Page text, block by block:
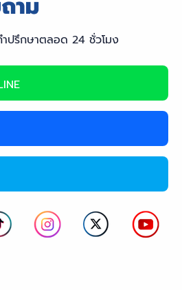
ำปรึกษาตลอด 24 ชั่วโมง